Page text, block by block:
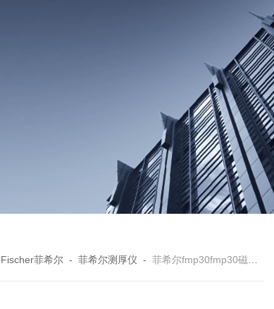
菲希尔 -菲希尔测厚仪 -菲希尔fmp30fmp30磁性涂层测厚仪